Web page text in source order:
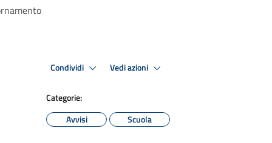
Condividi Vedi azioni
Categorie:
Avvisi
Scuola